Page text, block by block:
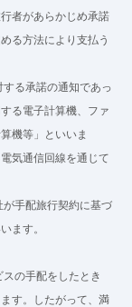
者があらかじめ承諾
る方法により支払う
る承諾の通知であっ
る電子計算機、ファ
機等」といいま
気通信回線を通じて
手配旅行契約に基づ
ます。
の手配をしたとき
す。したがって、満